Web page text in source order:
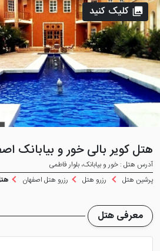
هتل کویر بالی خور و بیابانک
آدرس هتل : خور و بیابانک، بلوار فاطمی
پرشین هتل
رزرو هتل رزرو هتل اصفهان
کلیک کنید
معرفی هتل